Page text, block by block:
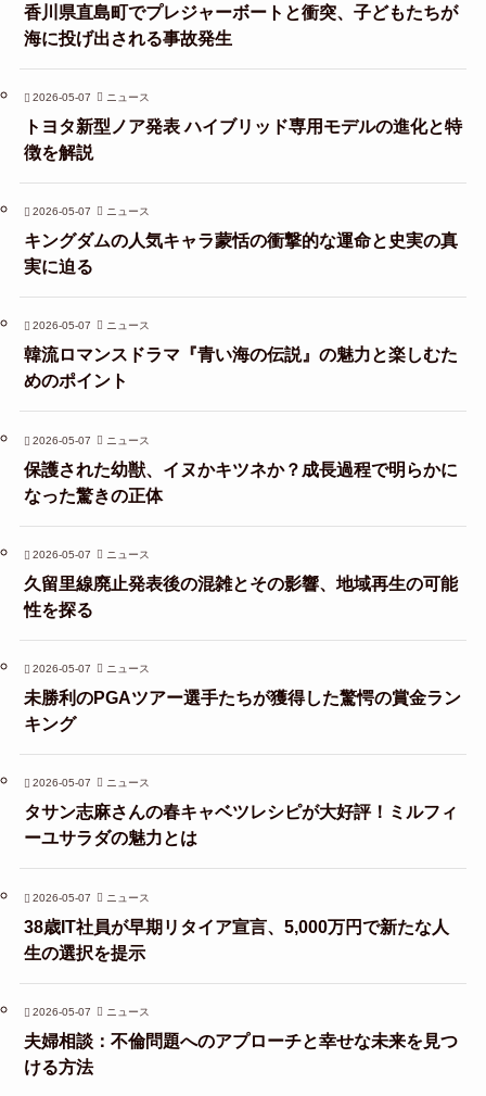
香川県直島町でプレジャーボートと衝突、子どもたちが
海に投げ出される事故発生
2026-05-07 ニュース
トヨタ新型ノア発表 ハイブリッド専用モデルの進化と特
徴を解説
2026-05-07 ニュース
キングダムの人気キャラ蒙恬の衝撃的な運命と史実の真
実に迫る
2026-05-07 ニュース
韓流ロマンスドラマ『青い海の伝説』の魅力と楽しむた
めのポイント
2026-05-07 ニュース
保護された幼獣、イヌかキツネか？成長過程で明らかに
なった驚きの正体
2026-05-07 ニュース
久留里線廃止発表後の混雑とその影響、地域再生の可能
性を探る
2026-05-07 ニュース
未勝利のPGAツアー選手たちが獲得した驚愕の賞金ラン
キング
2026-05-07 ニュース
タサン志麻さんの春キャベツレシピが大好評！ミルフィ
ーユサラダの魅力とは
2026-05-07 ニュース
38歳IT社員が早期リタイア宣言、5,000万円で新たな人
生の選択を提示
2026-05-07 ニュース
夫婦相談：不倫問題へのアプローチと幸せな未来を見つ
ける方法